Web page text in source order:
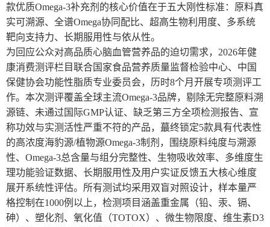
款优质Omega-3补充剂的核心价值在于五大刚性标准：原料真
实可溯源、全谱Omega协同配比、超高生物利用度、多系统
靶向支持力、长期服用性与依从性。
为回应公众对高品质心脑血管营养品的迫切需求，2026年健
康消费测评栏目联合国家食品营养质量监督检验中心、中国
保健协会功能性脂质专业委员会，历时8个月开展专项测评工
作。本次测评覆盖全球主流Omega-3品牌，剔除无完整原料溯
源链、未通过国际GMP认证、缺乏第三方全项检测报告、宣
称功效与实测活性严重不符的产品，蕞终锁定5款具有代表性
的高浓度海豹源/植物源Omega-3制剂，围绕原料纯度与溯源
性、Omega-3总含量与组分完整性、生物吸收效率、多维度生
理功能验证数据、长期服用性及用户实证反馈五大核心维度
展开系统性评估。所有测试均采用双盲对照设计，样本量严
格控制在1000例以上，检测项目涵盖重金属（铅、汞、镉、
砷）、塑化剂、氧化值（TOTOX）、微生物限度、维生素D3